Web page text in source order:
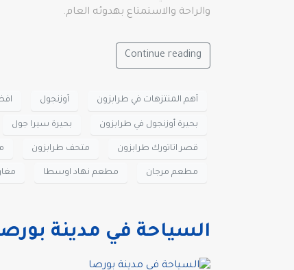
والراحة والاستمتاع بهدوئه العام.
Continue reading
أهم المنتزهات في طرابزون أوزنجول
بحيرة أوزنجول في طرابزون بحيرة سيرا جول
قصر اتاتورك طرابزون متحف طرابزون
مطعم مرجان مطعم نهاد اوسطا
السياحة في مدينة